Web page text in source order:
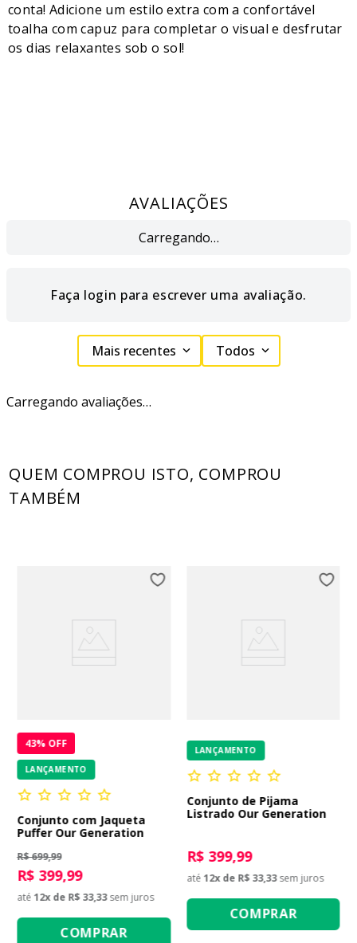
conta! Adicione um estilo extra com a confortável
toalha com capuz para completar o visual e desfrutar
os dias relaxantes sob o sol!
AVALIAÇÕES
Carregando…
Faça login para escrever uma avaliação.
Mais recentes Todos
Carregando avaliações…
QUEM COMPROU ISTO, COMPROU
TAMBÉM
43% OFF
LANÇAMENTO
Conjunto com Jaqueta
Puffer Our Generation
R$ 699,99
R$ 399,99
até 12x de R$ 33,33 sem juros
COMPRAR
LANÇAMENTO
Conjunto de Pijama
Listrado Our Generation
R$ 399,99
até 12x de R$ 33,33 sem juros
COMPRAR